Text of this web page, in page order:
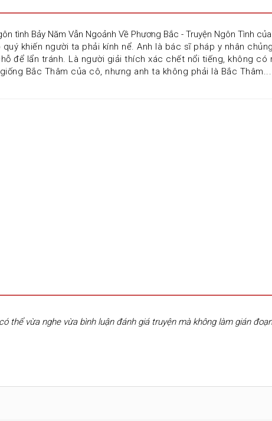
tình Bảy Năm Vẫn Ngoảnh Về Phương Bắc - Truyện Ngôn Tình
khiến người ta phải kính nể. Anh là bác sĩ pháp y nhân
để lẩn tránh. Là người giải thích xác chết nổi tiếng, không
Bắc Thâm của cô, nhưng anh ta không phải là Bắc
thể vừa nghe vừa bình luận đánh giá truyện mà không làm gián